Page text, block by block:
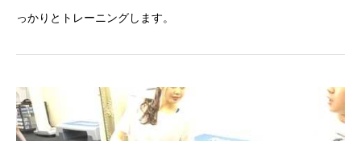
っかりとトレーニングします。